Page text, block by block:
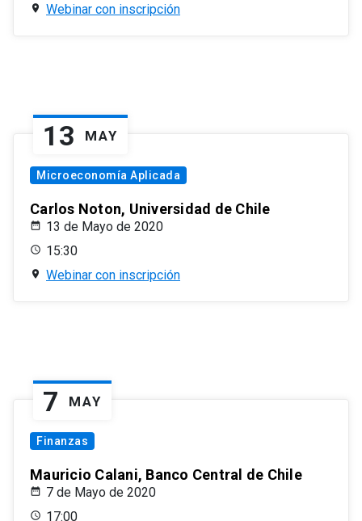
Webinar con inscripción
13 MAY
Microeconomía Aplicada
Carlos Noton, Universidad de Chile
13 de Mayo de 2020
15:30
Webinar con inscripción
7 MAY
Finanzas
Mauricio Calani, Banco Central de Chile
7 de Mayo de 2020
17:00